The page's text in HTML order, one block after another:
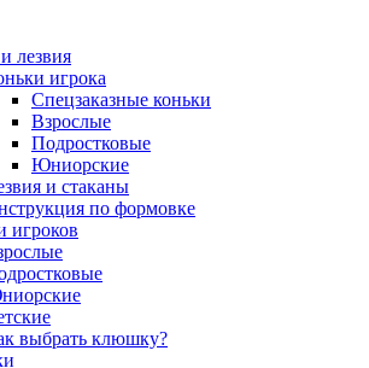
лезвия
игрока
Спецзаказные коньки
Взрослые
Подростковые
Юниорские
и стаканы
по формовке
выбрать клюшку?